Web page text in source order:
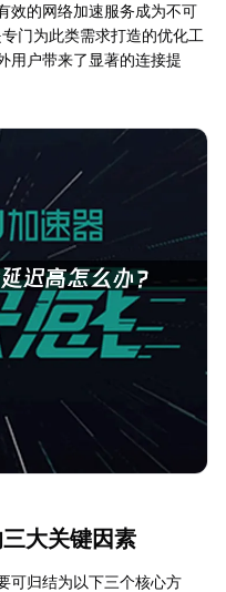
效的网络加速服务成为不可
门为此类需求打造的优化工
用户带来了显著的连接提
大关键因素
可归结为以下三个核心方